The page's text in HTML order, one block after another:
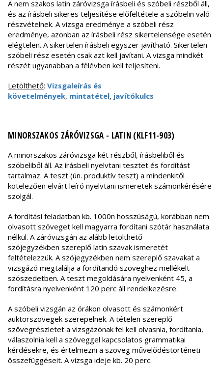
A nem szakos latin záróvizsga írásbeli és szóbeli részből áll,
és az írásbeli sikeres teljesítése előfeltétele a szóbelin való
részvételnek. A vizsga eredménye a szóbeli rész
eredménye, azonban az írásbeli rész sikertelensége esetén
elégtelen. A sikertelen írásbeli egyszer javítható. Sikertelen
szóbeli rész esetén csak azt kell javítani. A vizsga mindkét
részét ugyanabban a félévben kell teljesíteni.
Letölthető: Vizsgaleírás és
követelmények, mintatétel, javítókulcs
MINORSZAKOS ZÁRÓVIZSGA - LATIN (KLF11-903)
A minorszakos záróvizsga két részből, írásbeliből és
szóbeliből áll. Az írásbeli nyelvtani tesztet és fordítást
tartalmaz. A teszt (ún. produktív teszt) a mindenkitől
kötelezően elvárt leíró nyelvtani ismeretek számonkérésére
szolgál.
A fordítási feladatban kb. 1000n hosszúságú, korábban nem
olvasott szöveget kell magyarra fordítani szótár használata
nélkül. A záróvizsgán az alább letölthető
szójegyzékben szereplő latin szavak ismeretét
feltételezzük. A szójegyzékben nem szereplő szavakat a
vizsgázó megtalálja a fordítandó szöveghez mellékelt
szószedetben. A teszt megoldására nyelvenként 45, a
fordításra nyelvenként 120 perc áll rendelkezésre.
A szóbeli vizsgán az órákon olvasott és számonkért
auktorszövegek szerepelnek. A tételen szereplő
szövegrészletet a vizsgázónak fel kell olvasnia, fordítania,
válaszolnia kell a szöveggel kapcsolatos grammatikai
kérdésekre, és értelmezni a szöveg művelődéstörténeti
összefüggéseit. A vizsga ideje kb. 20 perc.